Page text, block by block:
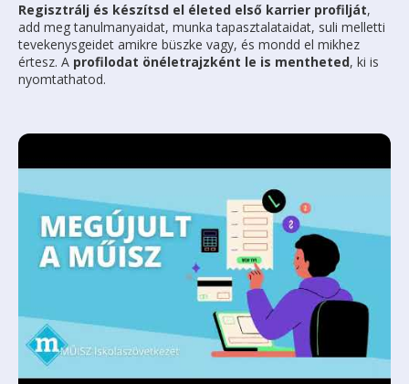
Regisztrálj és készítsd el életed első karrier profilját,
add meg tanulmanyaidat, munka tapasztalataidat, suli melletti
tevekenysgeidet amikre büszke vagy, és mondd el mikhez
értesz. A profilodat önéletrajzként le is mentheted, ki is
nyomtathatod.